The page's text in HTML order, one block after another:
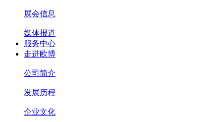
展会信息
媒体报道
服务中心
走进欧博
公司简介
发展历程
企业文化